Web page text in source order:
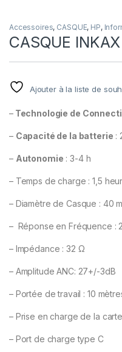
Accessoires, CASQUE, HP,
CASQUE
Ajouter à la liste de
– Technologie de
– Capacité de la batterie :
– Autonomie : 3-4 h
– Temps de charge : 1,5
– Diamètre de Casque : 40
– Réponse en Fréquence :
– Impédance : 32 Ω
– Amplitude ANC: 27+/-3dB
– Portée de travail : 10
– Prise en charge de la
– Port de charge type C